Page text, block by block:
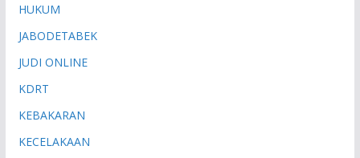
HUKUM
JABODETABEK
JUDI ONLINE
KDRT
KEBAKARAN
KECELAKAAN